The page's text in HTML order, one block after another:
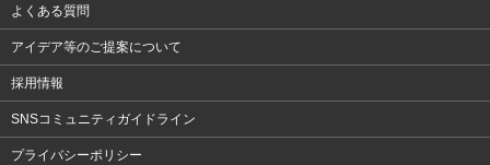
よくある質問
アイデア等のご提案について
採用情報
SNSコミュニティガイドライン
プライバシーポリシー